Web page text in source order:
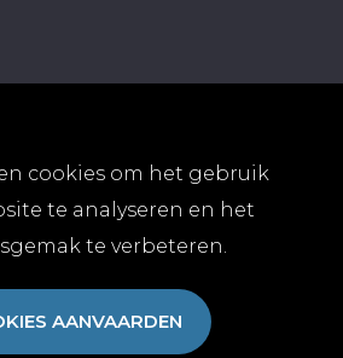
cookies om het gebruik
te analyseren en het
te verbeteren.
AANVAARDEN